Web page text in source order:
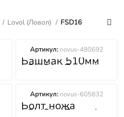
Lovol (Ловол) FSD16
Башмак 510мм
LOVOL (Ловол)
Артикул: novus-480692
Болт ножа
LOVOL (Ловол)
Артикул: novus-605832